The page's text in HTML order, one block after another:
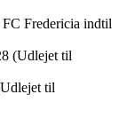
Fredericia indtil
(Udlejet til
til